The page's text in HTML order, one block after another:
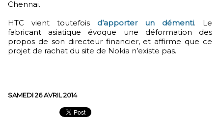
Chennai.
HTC vient toutefois d’apporter un démenti. Le
fabricant asiatique évoque une déformation des
propos de son directeur financier, et affirme que ce
projet de rachat du site de Nokia n’existe pas.
SAMEDI 26 AVRIL 2014